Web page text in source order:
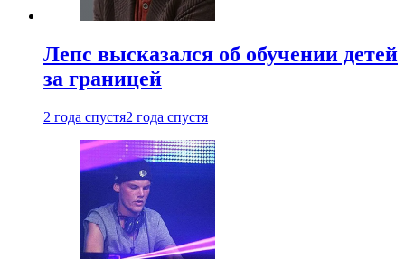
Лепс высказался об обучении детей
за границей
2 года спустя2 года спустя